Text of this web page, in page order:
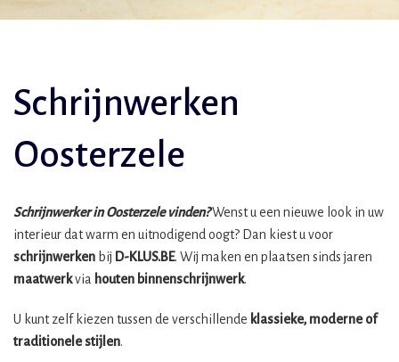
Schrijnwerken
Oosterzele
Schrijnwerker in Oosterzele vinden?Wenst u een nieuwe look in uw
interieur dat warm en uitnodigend oogt? Dan kiest u voor
schrijnwerken bij D-KLUS.BE. Wij maken en plaatsen sinds jaren
maatwerkvia houten binnenschrijnwerk.
U kunt zelf kiezen tussen de verschillende klassieke, moderne of
traditionele stijlen.